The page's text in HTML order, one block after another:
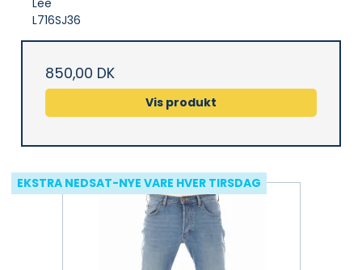
Lee
L716SJ36
850,00 DK
Vis produkt
EKSTRA NEDSAT-NYE VARE HVER TIRSDAG